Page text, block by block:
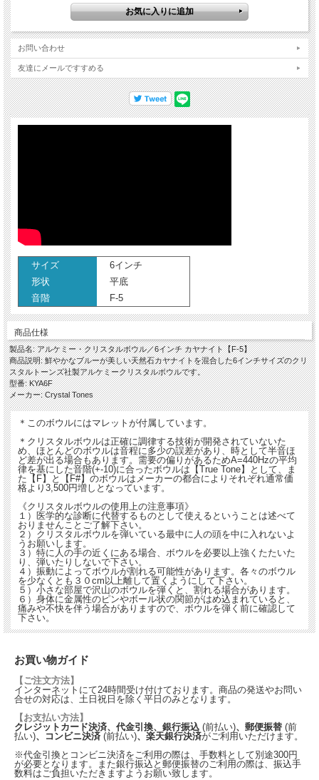
す。
さらにあいまいな物事をクリアにする手助けをします。
このカヤナイトを混合したボウルは、いわば高周波を備えた強力な伝達器のような
不調和な側面に光と情報のエネルギーの架け橋を創造し、
調和のとれた人間関係や豊かなコミュニケーションをもたらします。
お問い合わせ
友達にメールですすめる
サイズ
6インチ
形状
平底
音階
F-5
商品仕様
製品名: アルケミー・クリスタルボウル／6インチ カヤナイト【F-5】
商品説明: 鮮やかなブルーが美しい天然石カヤナイトを混合した6インチサイズのクリ
スタルトーンズ社製アルケミークリスタルボウルです。
型番: KYA6F
メーカー: Crystal Tones
＊このボウルにはマレットが付属しています。
＊クリスタルボウルは正確に調律する技術が開発されていないた
め、ほとんどのボウルは音程に多少の誤差があり、時として半音ほ
ど差が出る場合もあります。需要の偏りがあるためA=440Hzの平均
律を基にした音階(+-10)に合ったボウルは【True Tone】として、ま
た【F】と【F#】のボウルはメーカーの都合によりそれぞれ通常価
格より3,500円増しとなっています。
《クリスタルボウルの使用上の注意事項》
１）医学的な診断に代替するものとして使えるということは述べて
おりませんことご了解下さい。
２）クリスタルボウルを弾いている最中に人の頭を中に入れないよ
うお願いします。
３）特に人の手の近くにある場合、ボウルを必要以上強くたたいた
り、弾いたりしないで下さい。
４）振動によってボウルが割れる可能性があります。各々のボウル
を少なくとも３０cm以上離して置くようにして下さい。
５）小さな部屋で沢山のボウルを弾くと、割れる場合があります。
６）身体に金属性のピンやボール状の関節がはめ込まれていると、
痛みや不快を伴う場合がありますので、ボウルを弾く前に確認して
下さい。
お買い物ガイド
【ご注文方法】
インターネットにて24時間受け付けております。商品の発送やお問い
合せの対応は、土日祝日を除く平日のみとなります。
【お支払い方法】
クレジットカード決済、代金引換、銀行振込 (前払い)、郵便振替 (前
払い)、コンビニ決済 (前払い)、楽天銀行決済がご利用いただけます。
※代金引換とコンビニ決済をご利用の際は、手数料として別途300円
が必要となります。また銀行振込と郵便振替のご利用の際は、振込手
数料はご負担いただきますようお願い致します。